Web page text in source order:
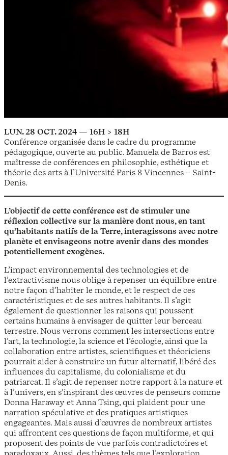
LUN. 28 OCT. 2024 — 16H > 18H
Conférence organisée dans le cadre du programme
pédagogique, ouverte au public. Manuela de Barros est
maîtresse de conférences en philosophie, esthétique et
théorie des arts à l’Université Paris 8 Vincennes – Saint-
Denis.
L’objectif de cette conférence est de stimuler une
réflexion collective sur la manière dont nous, en tant
qu’habitants natifs de la Terre, interagissons avec notre
planète et envisageons notre avenir dans des mondes
potentiellement exogènes.
L’impact environnemental des technologies et de
l’extractivisme nous oblige à repenser un équilibre entre
notre façon d’habiter le monde, et le respect de ces
caractéristiques et de ses autres habitants. Il s’agit
également de questionner les raisons qui poussent
certains humains à envisager de quitter leur berceau
terrestre. Nous verrons comment les intersections entre
l’art, la technologie, la science et l’écologie, ainsi que la
collaboration entre artistes, scientifiques et théoriciens
pourrait aider à construire un futur alternatif, libéré des
influences du capitalisme, du colonialisme et du
patriarcat. Il s’agit de repenser notre rapport à la nature et
à l’univers, en s’inspirant des œuvres de penseurs comme
Donna Haraway et Anna Tsing, qui plaident pour une
narration spéculative et des pratiques artistiques
engageantes. Mais aussi d’œuvres de nombreux artistes
qui affrontent ces questions de façon multiforme, et qui
proposent des points de vue parfois contradictoires et